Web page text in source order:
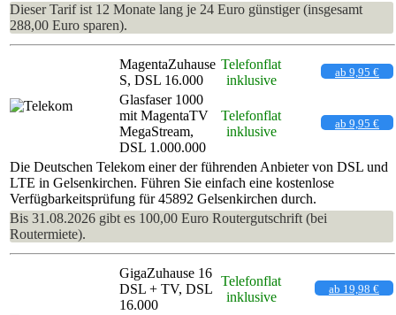
Dieser Tarif ist 12 Monate lang je 24 Euro günstiger (insgesamt
288,00 Euro sparen).
MagentaZuhause
S, DSL 16.000
Telefonflat
inklusive
ab 9,95 €
Glasfaser 1000
mit MagentaTV
MegaStream,
DSL 1.000.000
Telefonflat
inklusive
ab 9,95 €
Die Deutschen Telekom einer der führenden Anbieter von DSL und
LTE in Gelsenkirchen. Führen Sie einfach eine kostenlose
Verfügbarkeitsprüfung für 45892 Gelsenkirchen durch.
Bis 31.08.2026 gibt es 100,00 Euro Routergutschrift (bei
Routermiete).
GigaZuhause 16
DSL + TV, DSL
16.000
Telefonflat
inklusive
ab 19,98 €